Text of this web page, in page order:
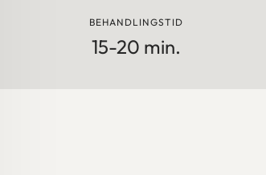
BEHANDLINGSTID
15-20 min.